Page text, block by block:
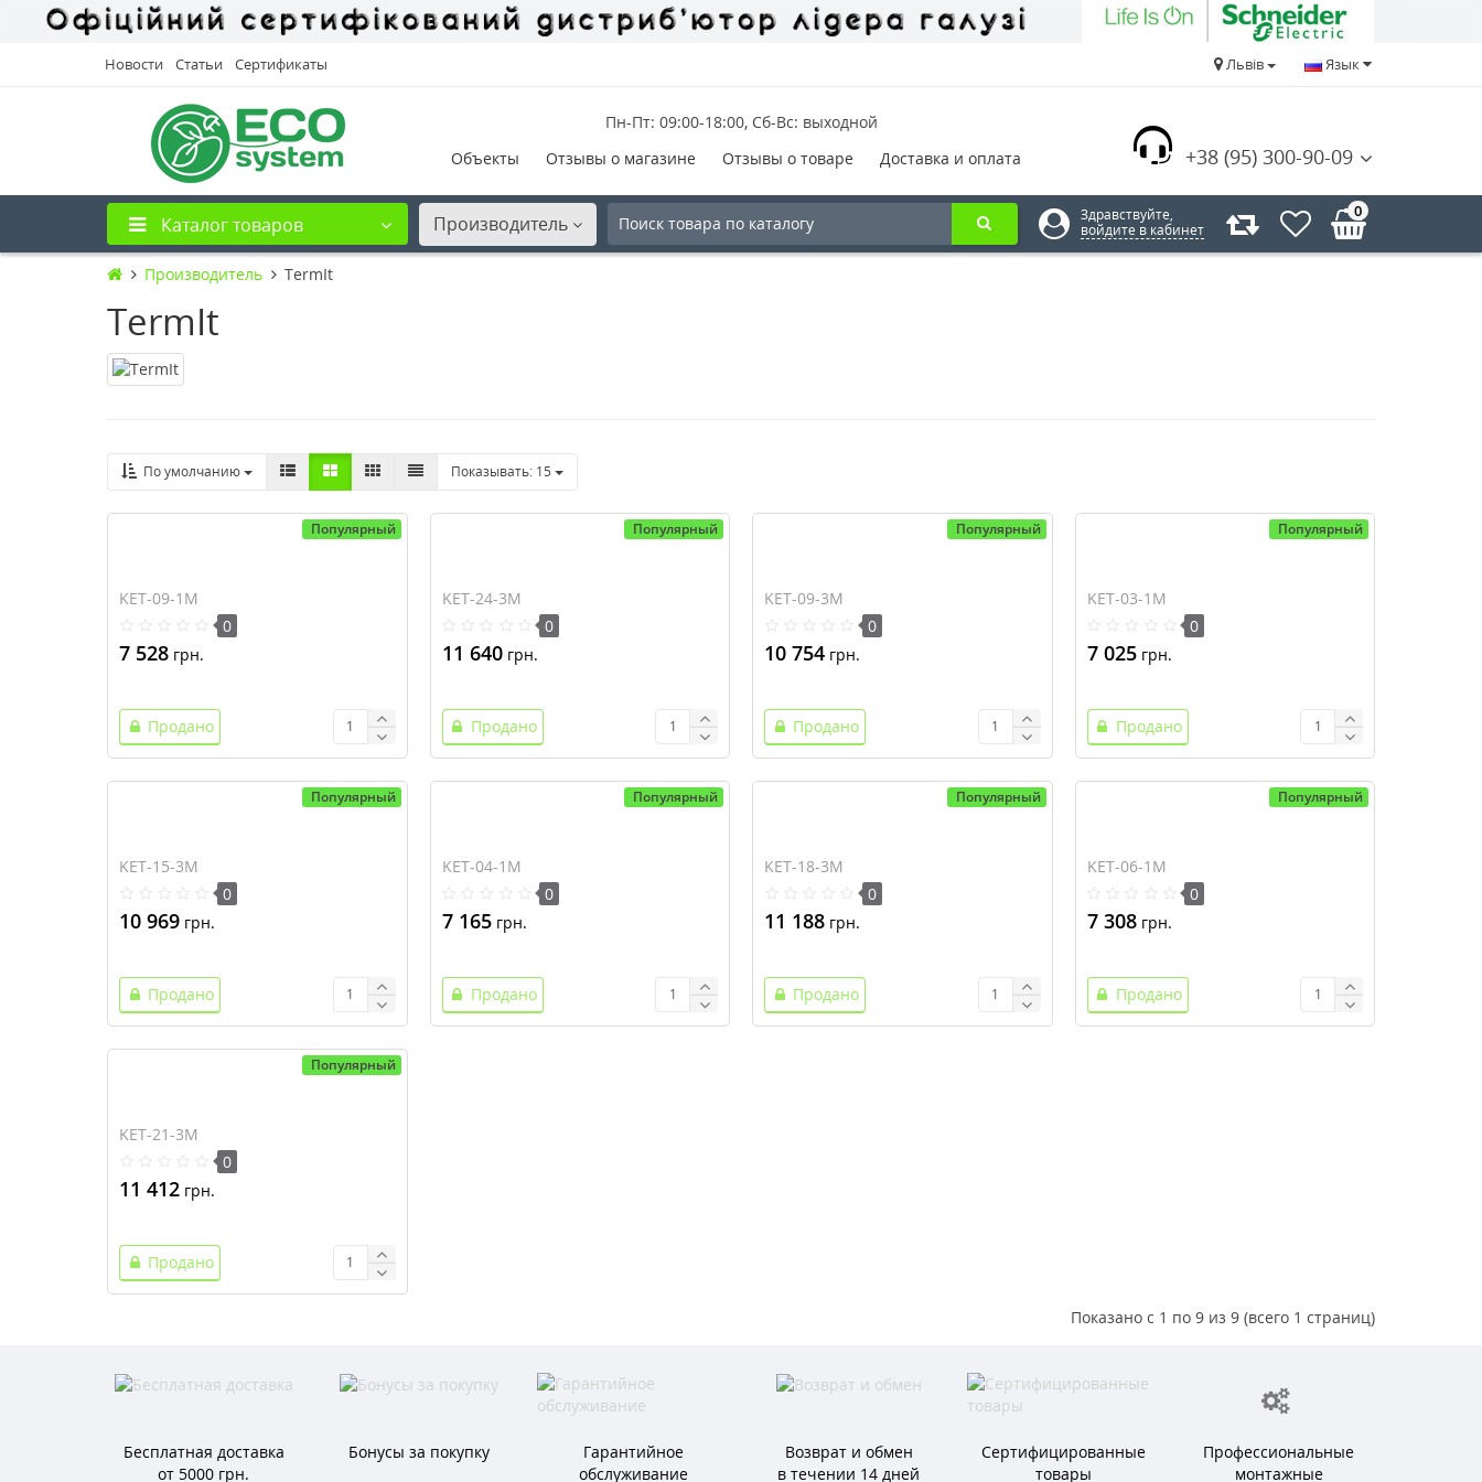
Новости Статьи Сертификаты Язык
Львів
+38 (95) 300-90-09
Пн-Пт: 09:00-18:00, Сб-Вс: выходной
Объекты
Отзывы о магазине Отзывы о товаре Доставка и оплата
Каталог товаров Производитель
Здравствуйте,
войдите в кабинет
0
Производитель TermIt
TermIt
По умолчанию Показывать: 15
Популярный
KET-09-1M
0
7 528 грн.
Продано
Популярный
KET-24-3M
0
11 640грн.
Продано
Популярный
KET-09-3M
0
10 754 грн.
Продано
Популярный
KET-03-1M
0
7 025грн.
Продано
Популярный
KET-15-3M
0
10 969 грн.
Продано
Популярный
KET-04-1M
0
7 165грн.
Продано
Популярный
KET-18-3M
0
11 188 грн.
Продано
Популярный
KET-06-1M
0
7 308грн.
Продано
Популярный
KET-21-3M
0
11 412 грн.
Продано
Показано с 1 по 9 из 9 (всего 1 страниц)
Бесплатная доставка
от 5000 грн.
Бонусы за покупку
Гарантийное
обслуживание
Возврат и обмен
в течении 14 дней
Сертифицированные
товары
Профессиональные
монтажные